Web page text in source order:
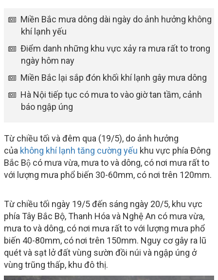
Miền Bắc mưa dông dài ngày do ảnh hưởng không
khí lạnh yếu
Điểm danh những khu vực xảy ra mưa rất to trong
ngày hôm nay
Miền Bắc lại sắp đón khối khí lạnh gây mưa dông
Hà Nội tiếp tục có mưa to vào giờ tan tầm, cảnh
báo ngập úng
Từ chiều tối và đêm qua (19/5), do ảnh hưởng
của không khí lạnh tăng cường yếu khu vực phía Đông
Bắc Bộ có mưa vừa, mưa to và dông, có nơi mưa rất to
với lượng mưa phổ biến 30-60mm, có nơi trên 120mm.
Từ chiều tối ngày 19/5 đến sáng ngày 20/5, khu vực
phía Tây Bắc Bộ, Thanh Hóa và Nghệ An có mưa vừa,
mưa to và dông, có nơi mưa rất to với lượng mưa phổ
biến 40-80mm, có nơi trên 150mm. Nguy cơ gây ra lũ
quét và sạt lở đất vùng sườn đồi núi và ngập úng ở
vùng trũng thấp, khu đô thị.